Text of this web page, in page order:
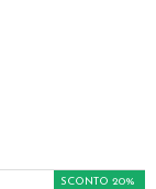
SCONTO 20%